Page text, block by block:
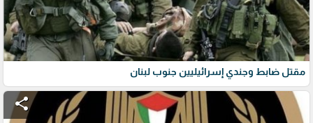
مقتل ضابط وجندي إسرائيليين جنوب لبنان
share